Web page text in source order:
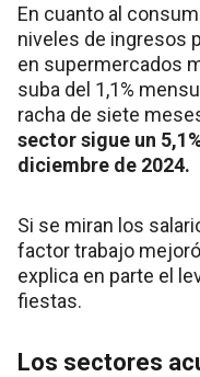
En cuanto al
niveles de ingresos
en supermercados
suba del 1,1%
racha de siete
sector sigue un
diciembre de 2024.
Si se miran los
factor trabajo
explica en parte el
fiestas.
Los sectores